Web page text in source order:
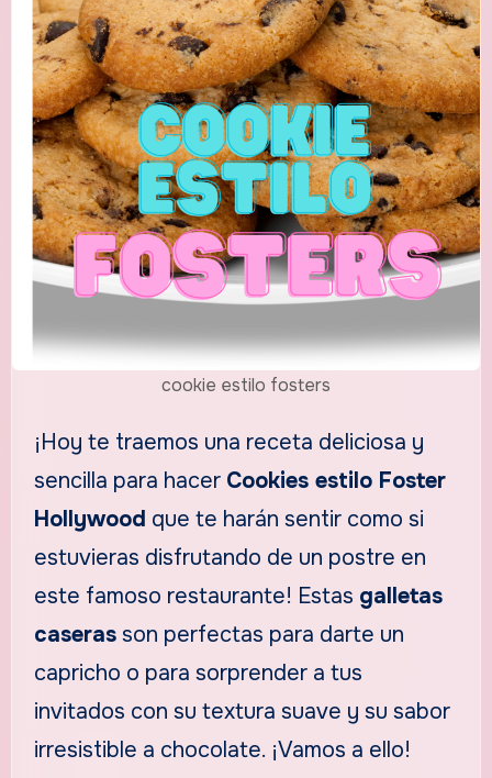
cookie estilo fosters
¡Hoy te traemos una receta deliciosa y
sencilla para hacer Cookies estilo Foster
Hollywood que te harán sentir como si
estuvieras disfrutando de un postre en
este famoso restaurante! Estas galletas
caserasson perfectas para darte un
capricho o para sorprender a tus
invitados con su textura suave y su sabor
irresistible a chocolate. ¡Vamos a ello!